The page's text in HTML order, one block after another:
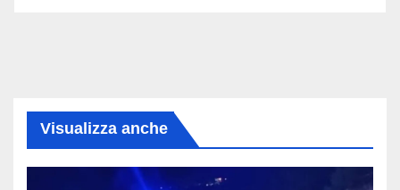
Visualizza anche